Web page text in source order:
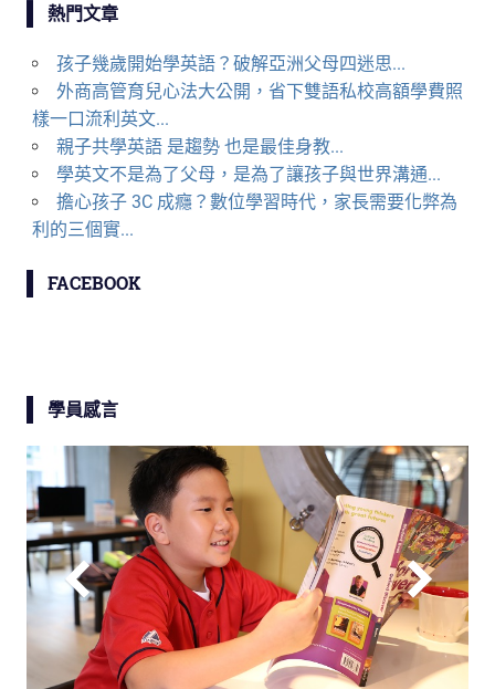
熱門文章
孩子幾歲開始學英語？破解亞洲父母四迷思...
外商高管育兒心法大公開，省下雙語私校高額學費照
樣一口流利英文...
親子共學英語 是趨勢 也是最佳身教...
學英文不是為了父母，是為了讓孩子與世界溝通...
擔心孩子 3C 成癮？數位學習時代，家長需要化弊為
利的三個實...
FACEBOOK
學員感言